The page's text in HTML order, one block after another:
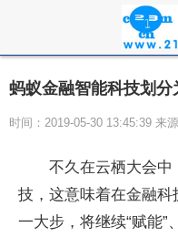
蚂蚁金融智能科技划分
时间：2019-05-30 13:45:39 来
不久在云栖大会
技，这意味着在金融
一大步，将继续“赋能”